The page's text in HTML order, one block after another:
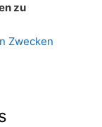
zu
Zwecken